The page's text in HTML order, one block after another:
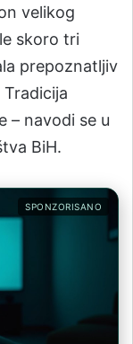
velikog
skoro tri
prepoznatljiv
– navodi se u
BiH.
SPONZORISANO